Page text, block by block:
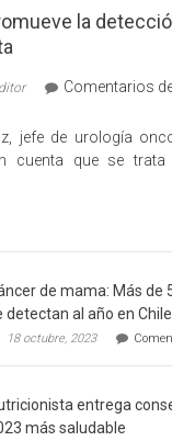
la
Comentarios
jefe de urología
cuenta que se trata
de mama: Más de
detectan al año en Chile
18 octubre, 2023
entrega
más saludable